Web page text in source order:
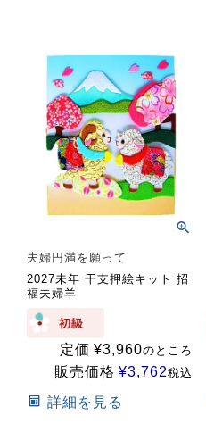
夫婦円満を願って
2027未年 干支押絵キット 招
福夫婦羊
定価 ¥3,960のところ
販売価格 ¥3,762税込
詳細を見る